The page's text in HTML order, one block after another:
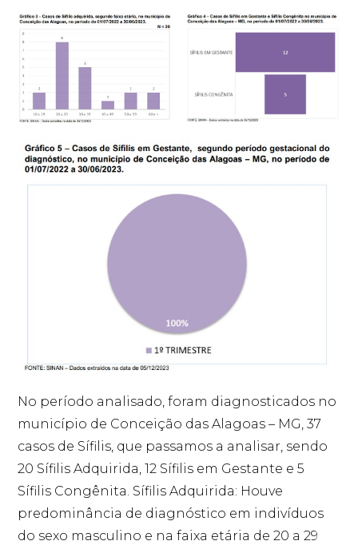
No período analisado, foram diagnosticados no
município de Conceição das Alagoas – MG, 37
casos de Sífilis, que passamos a analisar, sendo
20 Sífilis Adquirida, 12 Sífilis em Gestante e 5
Sífilis Congênita. Sífilis Adquirida: Houve
predominância de diagnóstico em indivíduos
do sexo masculino e na faixa etária de 20 a 29